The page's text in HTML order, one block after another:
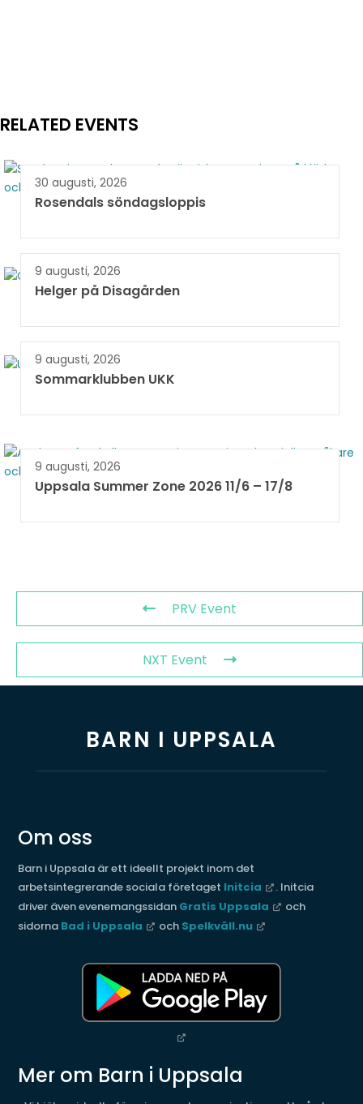
RELATED EVENTS
30 augusti, 2026
Rosendals söndagsloppis
9 augusti, 2026
Helger på Disagården
9 augusti, 2026
Sommarklubben UKK
9 augusti, 2026
Uppsala Summer Zone 2026 11/6 – 17/8 ​
PRV Event
NXT Event
BARN I UPPSALA
Om oss
Barn i Uppsala är ett ideellt projekt inom det
arbetsintegrerande sociala företaget Initcia
. Initcia
driver även evenemangssidan Gratis Uppsala
och
sidorna Bad i Uppsala och Spelkväll.nu
Mer om Barn i Uppsala